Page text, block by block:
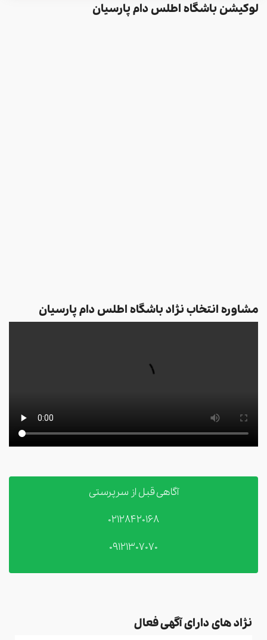
لوکیشن باشگاه اطلس دام پارسیان
مشاوره انتخاب نژاد باشگاه اطلس دام پارسیان
آگاهی قبل از سرپرستی
02128420168
09121307070
نژاد های دارای آگهی فعال